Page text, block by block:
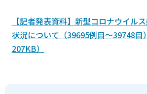
【記者発表資料】新型コロナウイル
状況について（39695例目～39748目
207KB）